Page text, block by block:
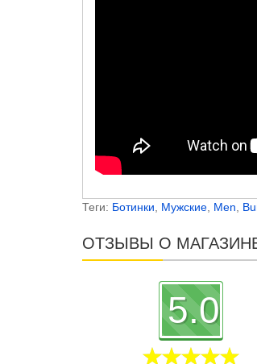
Теги: Ботинки Мужские Men
ОТЗЫВЫ О
5.0